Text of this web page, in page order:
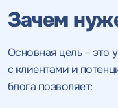
Зачем
Основная цель – это
с клиентами и
блога позволяет: